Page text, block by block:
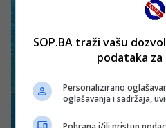
SOP.BA traži vašu
podataka za
Personalizirano
oglašavanja i sadržaja,